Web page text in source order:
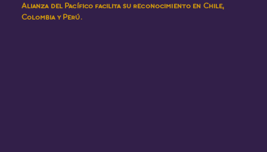
Alianza del Pacífico facilita su reconocimiento en Chile,
Colombia y Perú.